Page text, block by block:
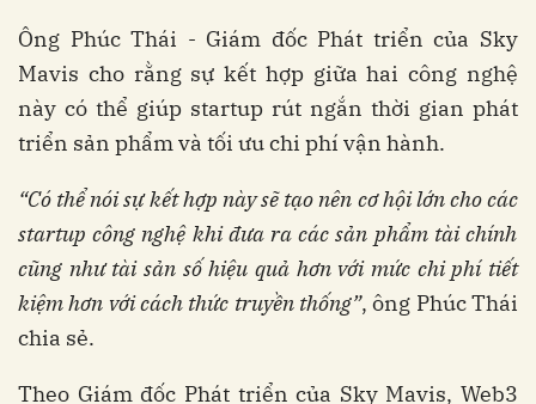
Ông Phúc Thái - Giám đốc Phát triển của Sky
Mavis cho rằng sự kết hợp giữa hai công nghệ
này có thể giúp startup rút ngắn thời gian phát
triển sản phẩm và tối ưu chi phí vận hành.
“Có thểnóisựkếthợp nàysẽ tạonên cơhộilớnchocác
startupcông nghệ khi đưa ra các sản phẩm tài chính
cũng như tài sản số hiệu quả hơn với mức chiphí tiết
kiệmhơn vớicách thức truyền thống”, ông Phúc Thái
chia sẻ.
Theo Giám đốc Phát triển của Sky Mavis, Web3